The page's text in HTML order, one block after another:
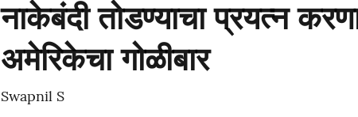
नाकेबंदी तोडण्याचा प्रयत्न
अमेरिकेचा गोळीबार
Swapnil S